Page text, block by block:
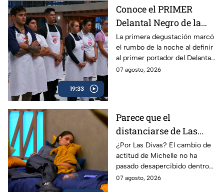
19:33
Conoce el PRIMER
Delantal Negro de la
semana en MasterChef
24/7
La primera degustación marcó
el rumbo de la noche al definir
al primer portador del Delantal
Negro en MasterChef 24/7.
07 agosto, 2026
Parece que el
distanciarse de Las
Divas le ha caído bien a
Michelle, quien
asegura que hay
cambios positivos en
¿Por Las Divas? El cambio de
actitud de Michelle no ha
pasado desapercibido dentro
de MasterChef 24/7.
07 agosto, 2026